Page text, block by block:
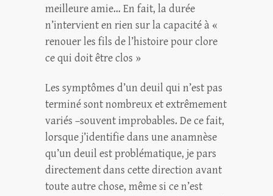
meilleure amie… En fait, la durée
n’intervient en rien sur la capacité à «
renouer les fils de l’histoire pour clore
ce qui doit être clos »
Les symptômes d’un deuil qui n’est pas
terminé sont nombreux et extrêmement
variés –souvent improbables. De ce fait,
lorsque j’identifie dans une anamnèse
qu’un deuil est problématique, je pars
directement dans cette direction avant
toute autre chose, même si ce n’est